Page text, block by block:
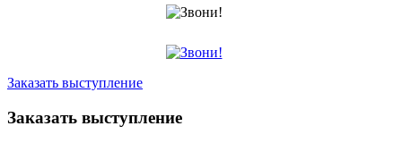
Заказать выступление
Заказать выступление